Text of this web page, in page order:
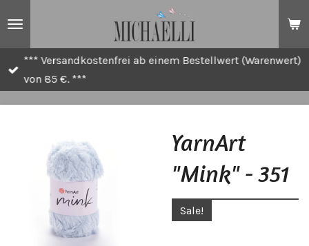
*** Versandkostenfrei ab einem Bestellwert (Warenwert)
von 85 €. ***
YarnArt
"Mink" - 351
Sale!